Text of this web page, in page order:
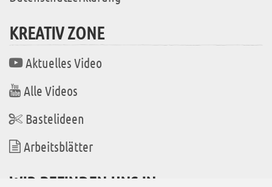
KREATIV ZONE
Aktuelles Video
Alle Videos
Bastelideen
Arbeitsblätter
WIR BEFINDEN UNS IN